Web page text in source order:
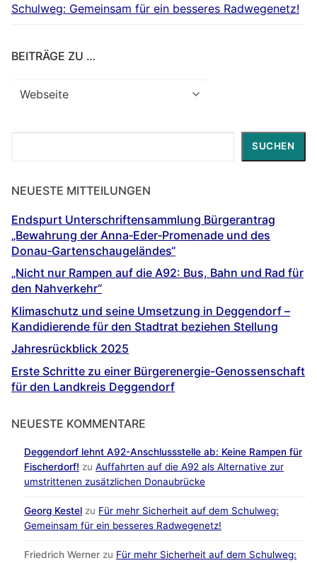
Schulweg: Gemeinsam für ein besseres Radwegenetz!
BEITRÄGE ZU …
Beiträge
SUCHEN
NEUESTE MITTEILUNGEN
Endspurt Unterschriftensammlung Bürgerantrag
„Bewahrung der Anna‐Eder‐Promenade und des
Donau‐Gartenschaugeländes“
„Nicht nur Rampen auf die A92: Bus, Bahn und Rad für
den Nahverkehr“
Klimaschutz und seine Umsetzung in Deggendorf –
Kandidierende für den Stadtrat beziehen Stellung
Jahresrückblick 2025
Erste Schritte zu einer Bürgerenergie-Genossenschaft
für den Landkreis Deggendorf
NEUESTE KOMMENTARE
Deggendorf lehnt A92-Anschlussstelle ab: Keine Rampen für
Fischerdorf! zu Auffahrten auf die A92 als Alternative zur
umstrittenen zusätzlichen Donaubrücke
Georg Kestel zu Für mehr Sicherheit auf dem Schulweg:
Gemeinsam für ein besseres Radwegenetz!
Friedrich Werner zu Für mehr Sicherheit auf dem Schulweg: